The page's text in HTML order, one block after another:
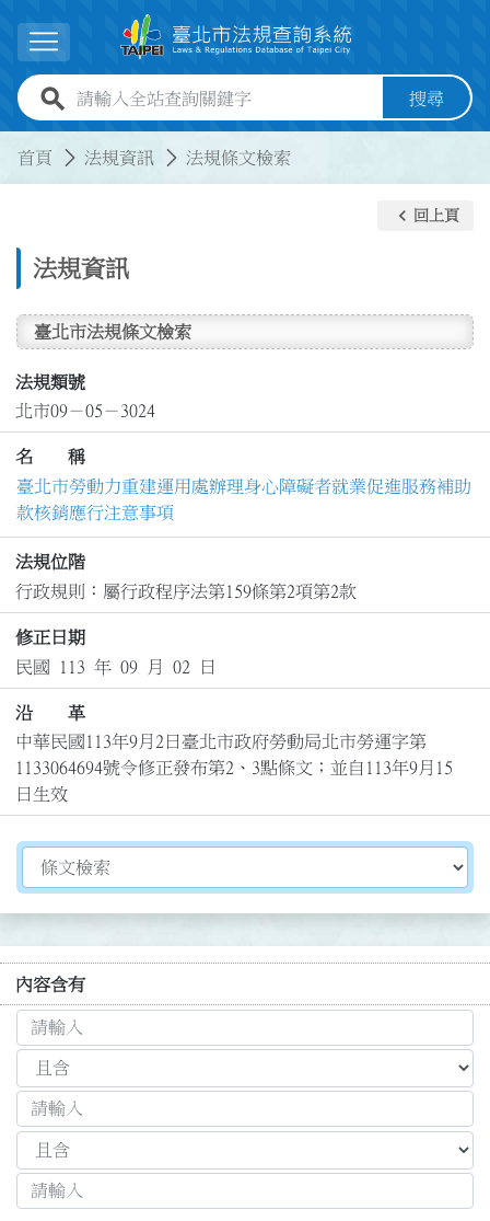
展開選單
全站查詢關鍵字欄位 搜尋
首頁 法規資訊 法規條文檢索
法規資訊
keyboard_arrow_left 回上頁
臺北市法規條文檢索
法規類號
北市09－05－3024
名 稱
臺北市勞動力重建運用處辦理身心障礙者就業促進服務補助
款核銷應行注意事項
法規位階
行政規則：屬行政程序法第159條第2項第2款
修正日期
民國 113 年 09 月 02 日
沿 革
中華民國113年9月2日臺北市政府勞動局北市勞運字第
1133064694號令修正發布第2、3點條文；並自113年9月15
日生效
切換選擇法規資訊內容
內容含有